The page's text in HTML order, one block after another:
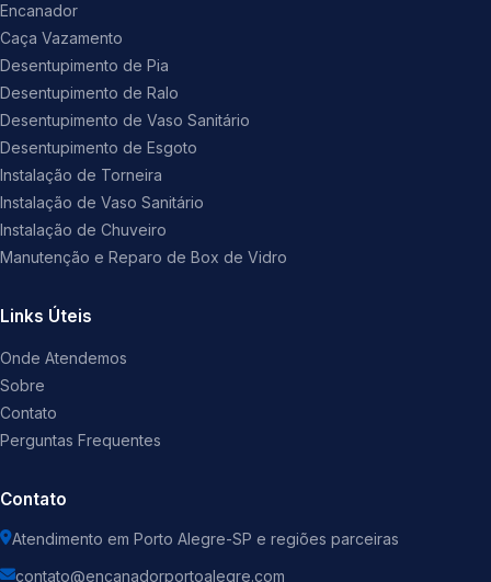
Encanador
Caça Vazamento
Desentupimento de Pia
Desentupimento de Ralo
Desentupimento de Vaso Sanitário
Desentupimento de Esgoto
Instalação de Torneira
Instalação de Vaso Sanitário
Instalação de Chuveiro
Manutenção e Reparo de Box de Vidro
Links Úteis
Onde Atendemos
Sobre
Contato
Perguntas Frequentes
Contato
Atendimento em Porto Alegre-SP e regiões parceiras
contato@encanadorportoalegre.com